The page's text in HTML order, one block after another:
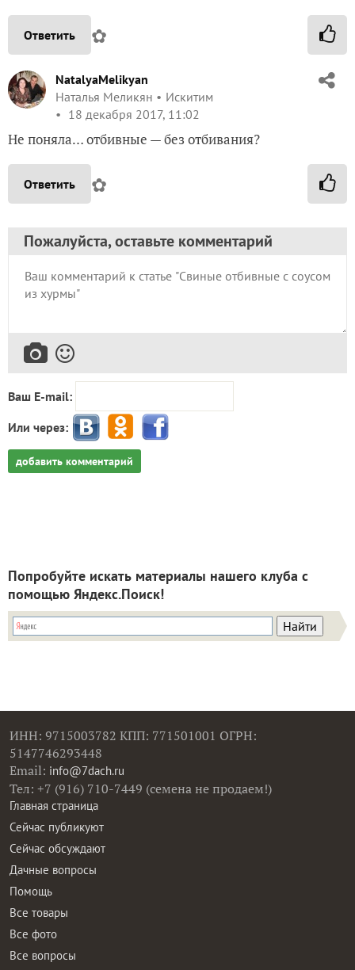
Ответить ✿
NatalyaMelikyan
Наталья Меликян
Искитим
18 декабря 2017, 11:02
Не поняла… отбивные — без отбивания?
Ответить ✿
Пожалуйста, оставьте комментарий
Ваш E-mail:
Или через:
добавить комментарий
Попробуйте искать материалы нашего клуба с
помощью Яндекс.Поиск!
ИНН: 9715003782 КПП: 771501001 ОГРН:
5147746293448
Email: info@7dach.ru
Тел: +7 (916) 710-7449 (семена не продаем!)
Главная страница
Сейчас публикуют
Сейчас обсуждают
Дачные вопросы
Помощь
Все товары
Все фото
Все вопросы